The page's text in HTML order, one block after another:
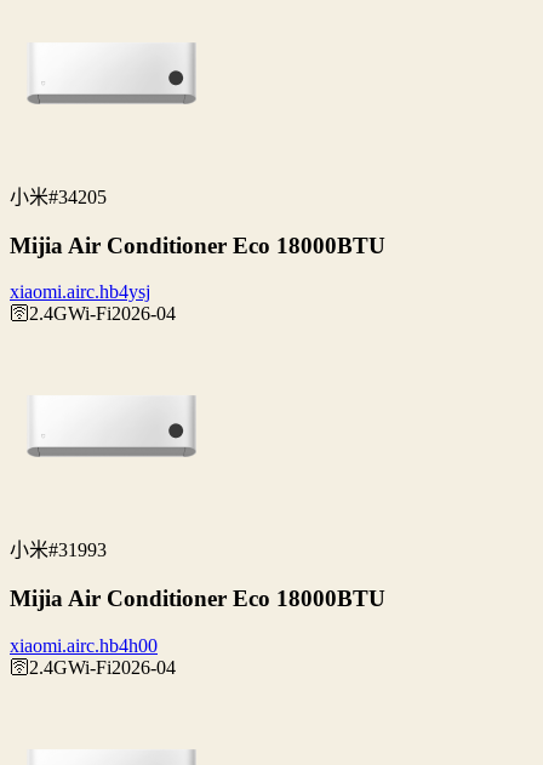
小米#34205
Mijia Air Conditioner Eco 18000BTU
xiaomi.airc.hb4ysj
🛜2.4GWi‑Fi2026-04
小米#31993
Mijia Air Conditioner Eco 18000BTU
xiaomi.airc.hb4h00
🛜2.4GWi‑Fi2026-04